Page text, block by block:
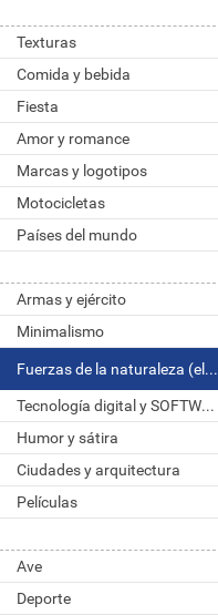
Texturas
Comida y bebida
Fiesta
Amor y romance
Marcas y logotipos
Motocicletas
Países del mundo
Armas y ejército
Minimalismo
Fuerzas de la naturaleza (elemento)
Tecnología digital y SOFTWARE
Humor y sátira
Ciudades y arquitectura
Películas
Ave
Deporte